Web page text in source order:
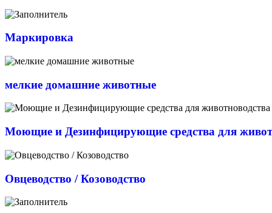
Маркировка
мелкие домашние животные
Моющие и Дезинфицирующие средства для
Овцеводство / Козоводство